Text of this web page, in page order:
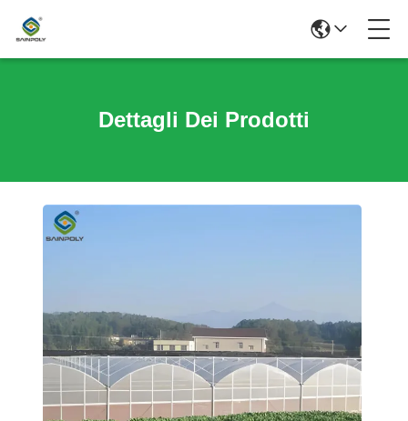
Dettagli Dei Prodotti